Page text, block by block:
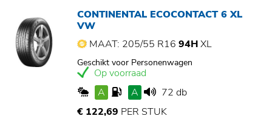
CONTINENTAL ECOCONTACT 6 XL
VW
MAAT: 205/55 R16 94HXL
Geschikt voor Personenwagen
Op voorraad
A
A
72 db
€ 122,69 PER STUK